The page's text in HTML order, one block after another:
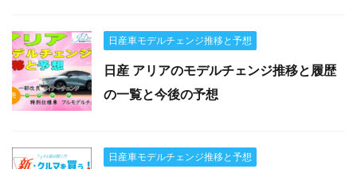
日産車モデルチェンジ推移と予想
日産 アリアのモデルチェンジ推移と履歴
の一覧と今後の予想
日産車モデルチェンジ推移と予想